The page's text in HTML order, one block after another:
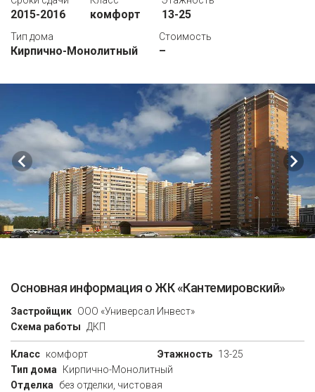
2015-2016 комфорт 13-25
Тип дома
Кирпично-Монолитный
Стоимость
–
Основная информация о ЖК «Кантемировский»
Застройщик ООО «Универсал Инвест»
Схема работы
ДКП
Класс комфорт Этажность 13-25
Тип дома
Кирпично-Монолитный
Отделка
без отделки, чистовая